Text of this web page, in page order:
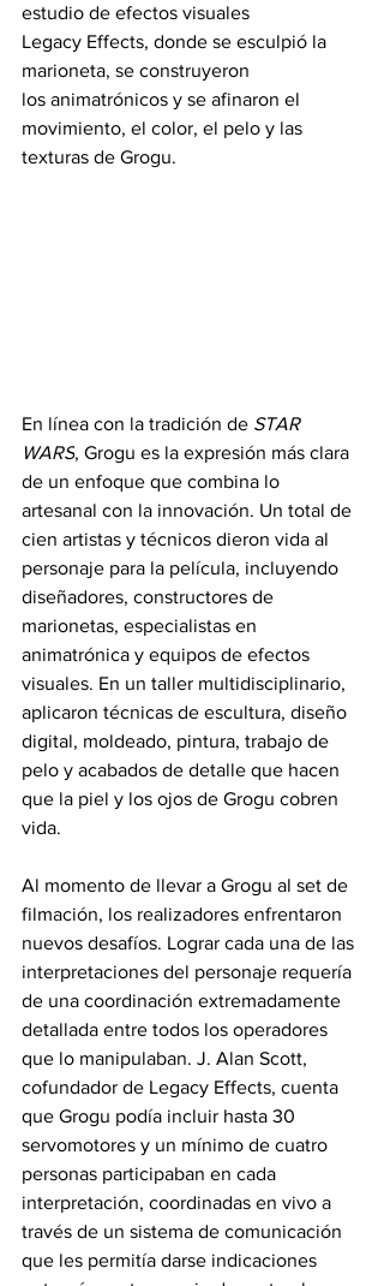
estudio de efectos visuales
Legacy Effects, donde se esculpió la
marioneta, se construyeron
los animatrónicos y se afinaron el
movimiento, el color, el pelo y las
texturas de Grogu.
En línea con la tradición de STAR
WARS, Grogu es la expresión más clara
de un enfoque que combina lo
artesanal con la innovación. Un total de
cien artistas y técnicos dieron vida al
personaje para la película, incluyendo
diseñadores, constructores de
marionetas, especialistas en
animatrónica y equipos de efectos
visuales. En un taller multidisciplinario,
aplicaron técnicas de escultura, diseño
digital, moldeado, pintura, trabajo de
pelo y acabados de detalle que hacen
que la piel y los ojos de Grogu cobren
vida.
Al momento de llevar a Grogu al set de
filmación, los realizadores enfrentaron
nuevos desafíos. Lograr cada una de las
interpretaciones del personaje requería
de una coordinación extremadamente
detallada entre todos los operadores
que lo manipulaban. J. Alan Scott,
cofundador de Legacy Effects, cuenta
que Grogu podía incluir hasta 30
servomotores y un mínimo de cuatro
personas participaban en cada
interpretación, coordinadas en vivo a
través de un sistema de comunicación
que les permitía darse indicaciones